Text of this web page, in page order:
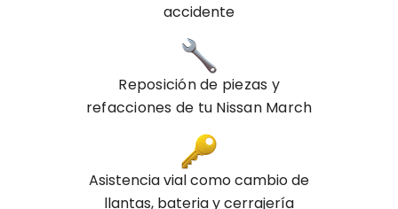
accidente
Reposición de piezas y
refacciones de tu Nissan March
Asistencia vial como cambio de
llantas, bateria y cerrajería